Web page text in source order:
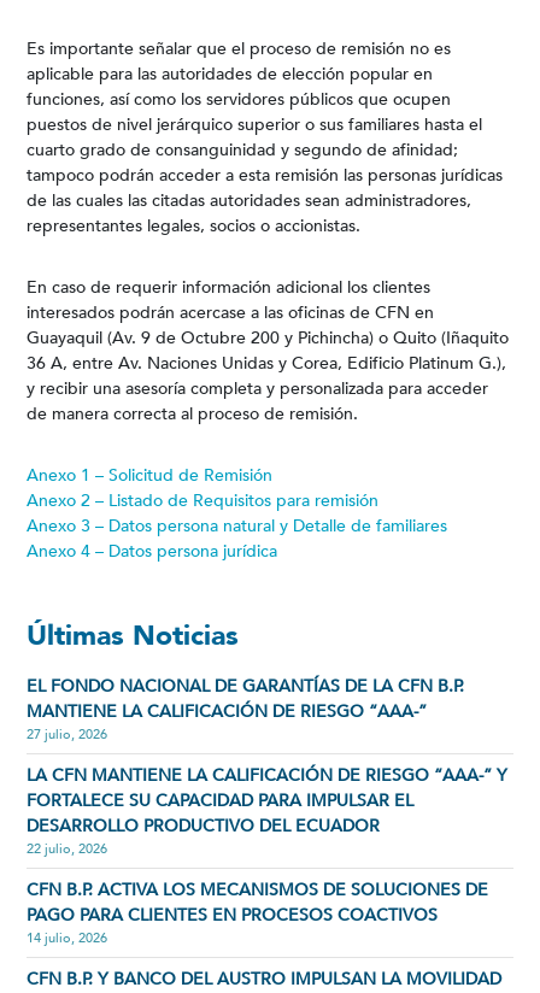
Es importante señalar que el proceso de remisión no es
aplicable para las autoridades de elección popular en
funciones, así como los servidores públicos que ocupen
puestos de nivel jerárquico superior o sus familiares hasta el
cuarto grado de consanguinidad y segundo de afinidad;
tampoco podrán acceder a esta remisión las personas jurídicas
de las cuales las citadas autoridades sean administradores,
representantes legales, socios o accionistas.
En caso de requerir información adicional los clientes
interesados podrán acercase a las oficinas de CFN en
Guayaquil (Av. 9 de Octubre 200 y Pichincha) o Quito (Iñaquito
36 A, entre Av. Naciones Unidas y Corea, Edificio Platinum G.),
y recibir una asesoría completa y personalizada para acceder
de manera correcta al proceso de remisión.
Anexo 1 – Solicitud de Remisión
Anexo 2 – Listado de Requisitos para remisión
Anexo 3 – Datos persona natural y Detalle de familiares
Anexo 4 – Datos persona jurídica
Últimas Noticias
EL FONDO NACIONAL DE GARANTÍAS DE LA CFN B.P.
MANTIENE LA CALIFICACIÓN DE RIESGO “AAA-”
27 julio, 2026
LA CFN MANTIENE LA CALIFICACIÓN DE RIESGO “AAA-” Y
FORTALECE SU CAPACIDAD PARA IMPULSAR EL
DESARROLLO PRODUCTIVO DEL ECUADOR
22 julio, 2026
CFN B.P. ACTIVA LOS MECANISMOS DE SOLUCIONES DE
PAGO PARA CLIENTES EN PROCESOS COACTIVOS
14 julio, 2026
CFN B.P. Y BANCO DEL AUSTRO IMPULSAN LA MOVILIDAD